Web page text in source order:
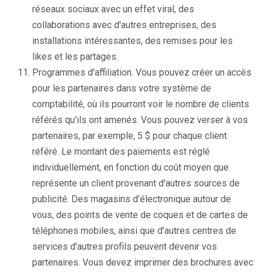
réseaux sociaux avec un effet viral, des
collaborations avec d'autres entreprises, des
installations intéressantes, des remises pour les
likes et les partages.
Programmes d'affiliation. Vous pouvez créer un accès
pour les partenaires dans votre système de
comptabilité, où ils pourront voir le nombre de clients
référés qu'ils ont amenés. Vous pouvez verser à vos
partenaires, par exemple, 5 $ pour chaque client
référé. Le montant des paiements est réglé
individuellement, en fonction du coût moyen que
représente un client provenant d'autres sources de
publicité. Des magasins d'électronique autour de
vous, des points de vente de coques et de cartes de
téléphones mobiles, ainsi que d'autres centres de
services d'autres profils peuvent devenir vos
partenaires. Vous devez imprimer des brochures avec